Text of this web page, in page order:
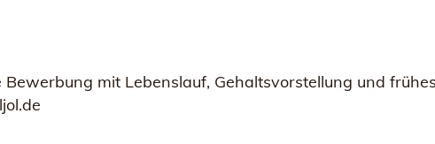
mit Lebenslauf, Gehaltsvorstellung und